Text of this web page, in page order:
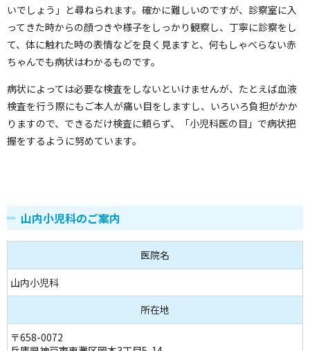
いでしょう」と尋ねられます。確かに難しいのですが、診察室に入
ってきた時からの顔つきや様子をしっかり観察し、丁寧に診察をし
て、体に触れた時の表情などを良く見ますと、何もしゃべらない赤
ちゃんでも病状はわかるものです。
病状によっては必要な検査をしないといけませんが、たとえば血液
検査を行う際にもご本人が痛い目をしますし、いろいろ負担がかか
りますので、できるだけ検査に頼らず、「小児科医の目」で病状把
握をするように努めています。
山内小児科のご案内
医院名
山内小児科
所在地
〒658-0072